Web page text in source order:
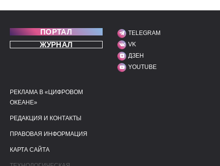
ПОРТАЛ
ЖУРНАЛ
МЫ В СОЦИАЛЬНЫХ
TELEGRAM
VK
ДЗЕН
YOUTUBE
ПОЛЕЗНЫЕ ССЫЛКИ
РЕКЛАМА В «ЦИФРОВОМ
ОКЕАНЕ»
РЕДАКЦИЯ И КОНТАКТЫ
ПРАВОВАЯ ИНФОРМАЦИЯ
КАРТА САЙТА